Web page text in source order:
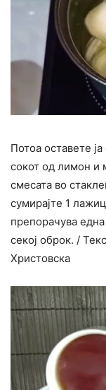
Потоа оставете
сокот од лимон и
смесата во
сумирајте 1
препорачува
секој оброк. /
Христовска